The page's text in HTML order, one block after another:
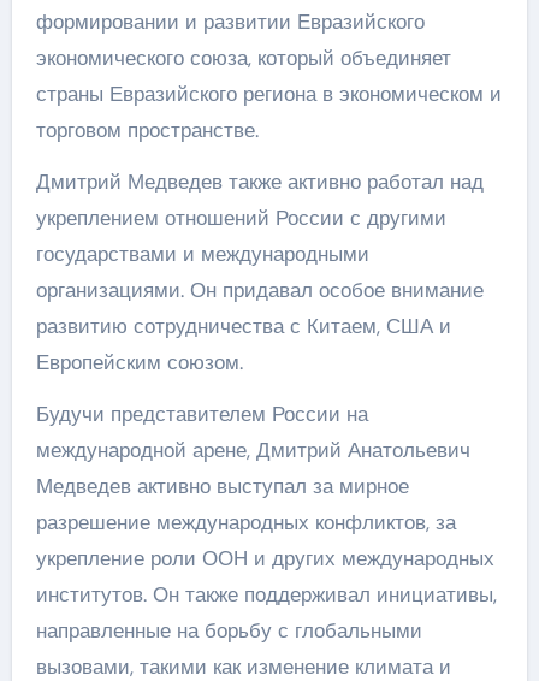
формировании и развитии Евразийского
экономического союза, который объединяет
страны Евразийского региона в экономическом и
торговом пространстве.
Дмитрий Медведев также активно работал над
укреплением отношений России с другими
государствами и международными
организациями. Он придавал особое внимание
развитию сотрудничества с Китаем, США и
Европейским союзом.
Будучи представителем России на
международной арене, Дмитрий Анатольевич
Медведев активно выступал за мирное
разрешение международных конфликтов, за
укрепление роли ООН и других международных
институтов. Он также поддерживал инициативы,
направленные на борьбу с глобальными
вызовами, такими как изменение климата и